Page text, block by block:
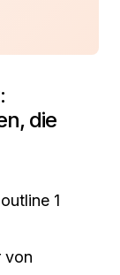
die
von